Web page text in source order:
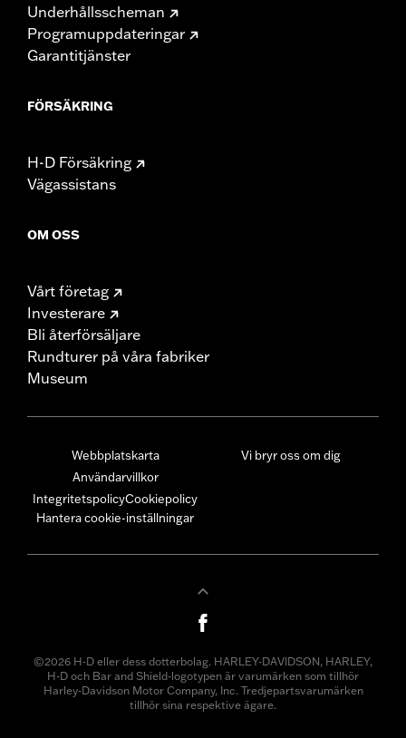
Underhållsscheman
Programuppdateringar
Garantitjänster
FÖRSÄKRING
H-D Försäkring
Vägassistans
OM OSS
Vårt företag
Investerare
Bli återförsäljare
Rundturer på våra fabriker
Museum
Webbplatskarta
Användarvillkor
IntegritetspolicyCookiepolicy
Hantera cookie-inställningar
Vi bryr oss om dig
©2026 H-D eller dess dotterbolag. HARLEY-DAVIDSON, HARLEY,
H-D och Bar and Shield-logotypen är varumärken som tillhör
Harley-Davidson Motor Company, Inc. Tredjepartsvarumärken
tillhör sina respektive ägare.